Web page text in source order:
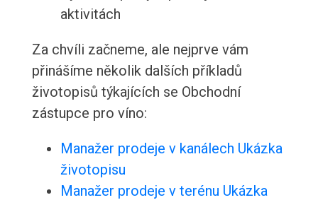
aktivitách
Za chvíli začneme, ale nejprve vám
přinášíme několik dalších příkladů
životopisů týkajících se Obchodní
zástupce pro víno:
Manažer prodeje v kanálech Ukázka
životopisu
Manažer prodeje v terénu Ukázka